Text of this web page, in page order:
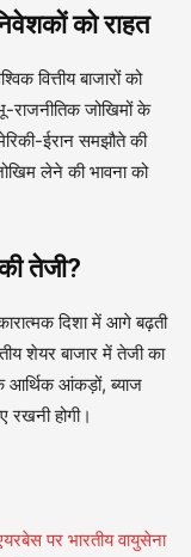
को राहत
वित्तीय बाजारों को
राजनीतिक जोखिमों के
ईरान समझौते की
लेने की भावना को
तेजी?
दिशा में आगे बढ़ती
शेयर बाजार में तेजी का
आर्थिक आंकड़ों, ब्याज
रखनी होगी।
पर भारतीय वायुसेना